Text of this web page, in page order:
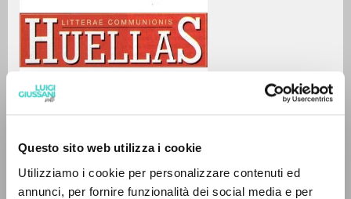
Questo sito web utilizza i cookie
Utilizziamo i cookie per personalizzare contenuti ed
annunci, per fornire funzionalità dei social media e per
RISULTATI SUCCESSIVI